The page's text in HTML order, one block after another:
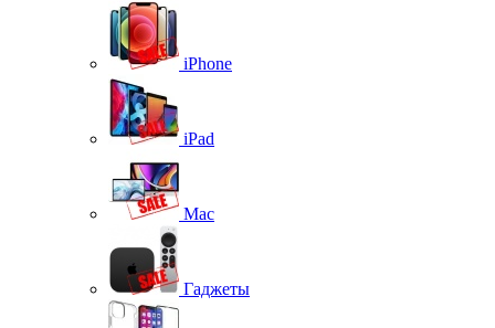
iPhone
iPad
Mac
Гаджеты